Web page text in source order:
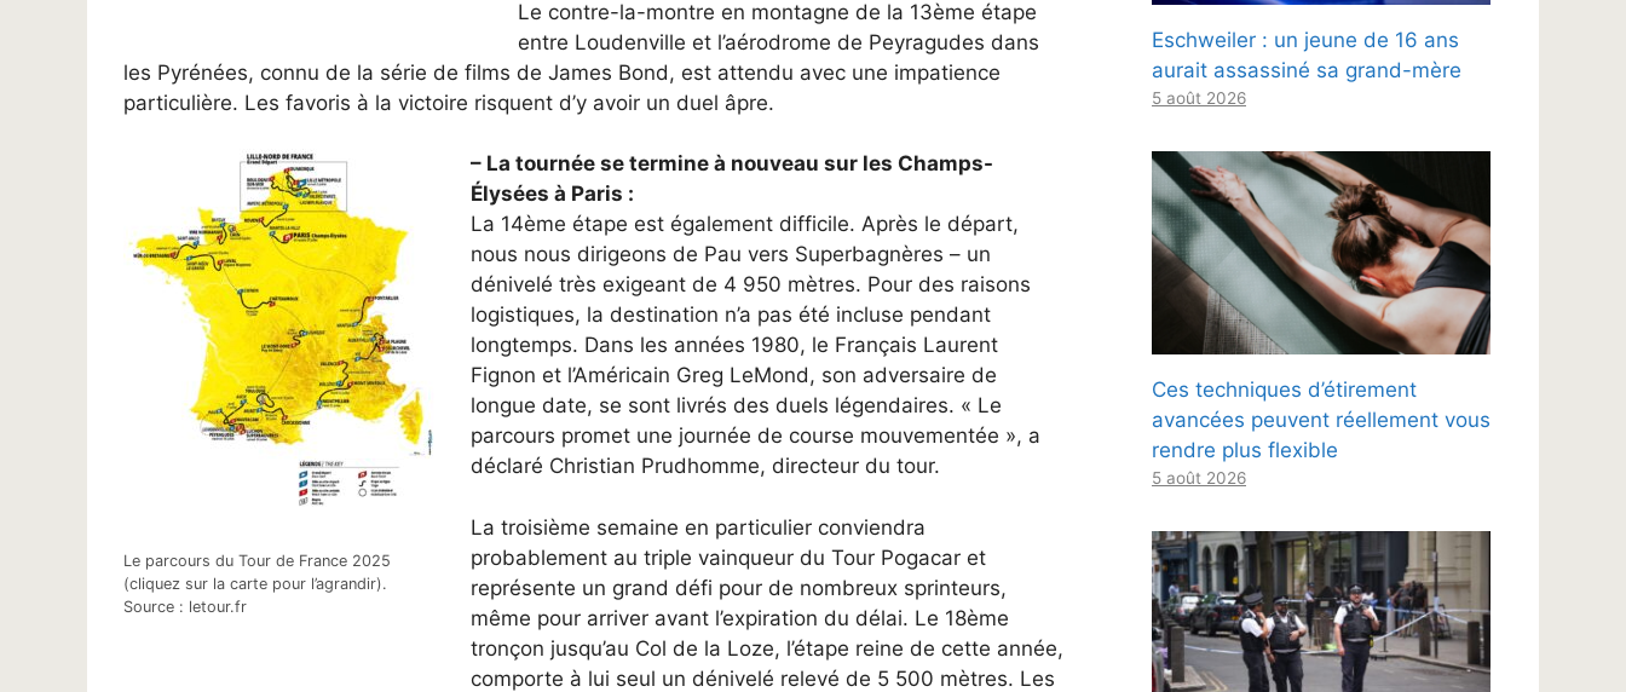
Le contre-la-montre en montagne de la 13ème étape
entre Loudenville et l’aérodrome de Peyragudes dans
les Pyrénées, connu de la série de films de James Bond, est attendu avec une impatience
particulière. Les favoris à la victoire risquent d’y avoir un duel âpre.
Le parcours du Tour de France 2025
(cliquez sur la carte pour l’agrandir).
Source : letour.fr
– La tournée se termine à nouveau sur les Champs-
Élysées à Paris :
La 14ème étape est également difficile. Après le départ,
nous nous dirigeons de Pau vers Superbagnères – un
dénivelé très exigeant de 4 950 mètres. Pour des raisons
logistiques, la destination n’a pas été incluse pendant
longtemps. Dans les années 1980, le Français Laurent
Fignon et l’Américain Greg LeMond, son adversaire de
longue date, se sont livrés des duels légendaires. « Le
parcours promet une journée de course mouvementée », a
déclaré Christian Prudhomme, directeur du tour.
La troisième semaine en particulier conviendra
probablement au triple vainqueur du Tour Pogacar et
représente un grand défi pour de nombreux sprinteurs,
même pour arriver avant l’expiration du délai. Le 18ème
tronçon jusqu’au Col de la Loze, l’étape reine de cette année,
comporte à lui seul un dénivelé relevé de 5 500 mètres. Les
Eschweiler : un jeune de 16 ans
aurait assassiné sa grand-mère
5 août 2026
Ces techniques d’étirement
avancées peuvent réellement vous
rendre plus flexible
5 août 2026